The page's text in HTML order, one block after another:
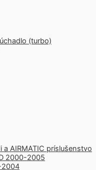
(turbo)
AIRMATIC príslušenstvo
2000-2005
2004